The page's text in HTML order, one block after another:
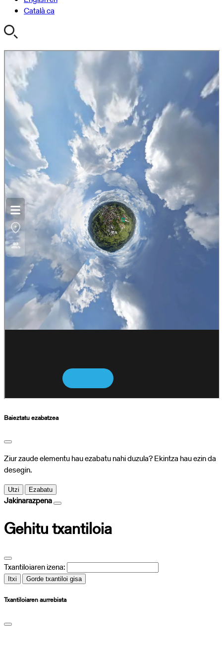
Catalàca
Baieztatu ezabatzea
Ziur zaude elementu hau ezabatu nahi duzula? Ekintza hau ezin da
desegin.
Utzi Ezabatu
Jakinarazpena
Gehitu txantiloia
Txantiloiaren izena:
Itxi Gorde txantiloi gisa
Txantiloiaren aurrebista